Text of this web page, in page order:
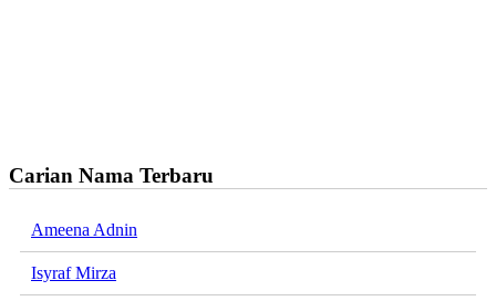
Carian Nama Terbaru
Ameena Adnin
Isyraf Mirza